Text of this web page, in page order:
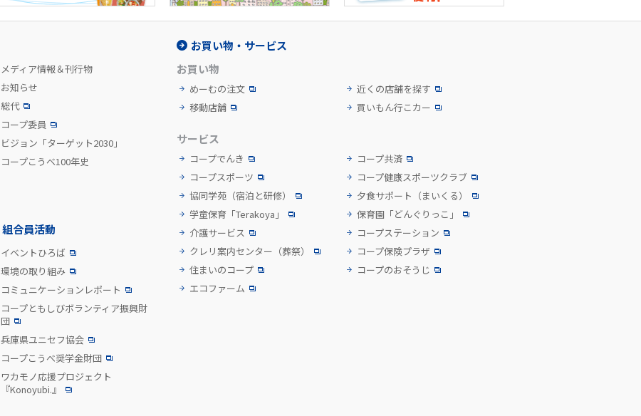
メディア情報＆刊行物
お知らせ
総代
コープ委員
ビジョン「ターゲット2030」
コープこうべ100年史
組合員活動
イベントひろば
環境の取り組み
コミュニケーションレポート
コープともしびボランティア振興財
団
兵庫県ユニセフ協会
コープこうべ奨学金財団
ワカモノ応援プロジェクト
『Konoyubi.』
お買い物・サービス
お買い物
めーむの注文
移動店舗
近くの店舗を探す
買いもん行こカー
サービス
コープでんき
コープ共済
コープスポーツ
コープ健康スポーツクラブ
協同学苑 （宿泊と研修） 夕食サポート （まいくる）
学童保育「Terakoya」
保育園「どんぐりっこ」
介護サービス
コープステーション
クレリ案内センター （葬祭）
コープ保険プラザ
住まいのコープ
コープのおそうじ
エコファーム